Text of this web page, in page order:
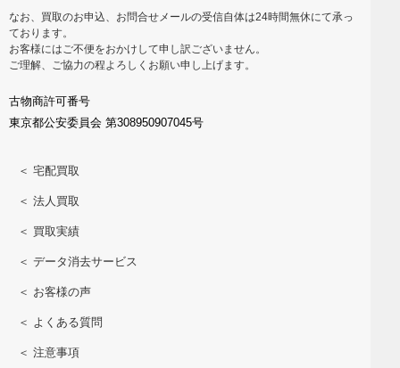
なお、買取のお申込、お問合せメールの受信自体は24時間無休にて承っ
ております。
お客様にはご不便をおかけして申し訳ございません。
ご理解、ご協力の程よろしくお願い申し上げます。
古物商許可番号
東京都公安委員会 第308950907045号
＜ 宅配買取
＜ 法人買取
＜ 買取実績
＜ データ消去サービス
＜ お客様の声
＜ よくある質問
＜ 注意事項